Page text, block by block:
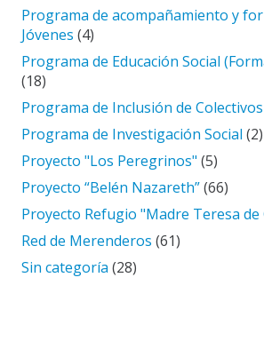
Programa de acompañamiento y
Jóvenes (4)
Programa de Educación Social
(18)
Programa de Inclusión de
Programa de Investigación Social (2)
Proyecto "Los Peregrinos" (5)
Proyecto “Belén Nazareth”(66)
Proyecto Refugio "Madre Teresa de
Red de Merenderos (61)
Sin categoría (28)